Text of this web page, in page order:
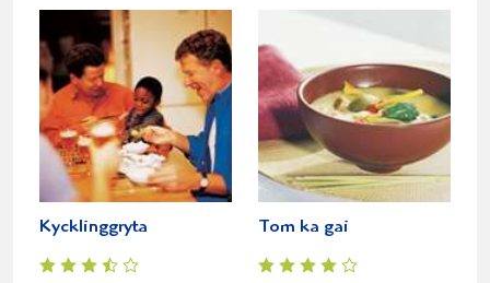
Kycklinggryta Tom ka gai